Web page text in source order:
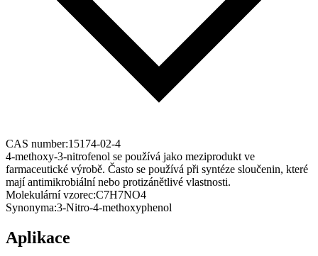
CAS number:15174-02-4
4-methoxy-3-nitrofenol se používá jako meziprodukt ve
farmaceutické výrobě. Často se používá při syntéze sloučenin, které
mají antimikrobiální nebo protizánětlivé vlastnosti.
Molekulární vzorec:C7H7NO4
Synonyma:3-Nitro-4-methoxyphenol
Aplikace